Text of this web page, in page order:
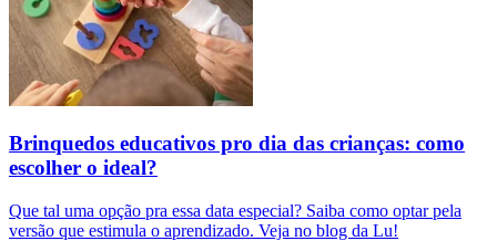
Brinquedos educativos pro dia das crianças: como
escolher o ideal?
Que tal uma opção pra essa data especial? Saiba como optar pela
versão que estimula o aprendizado. Veja no blog da Lu!